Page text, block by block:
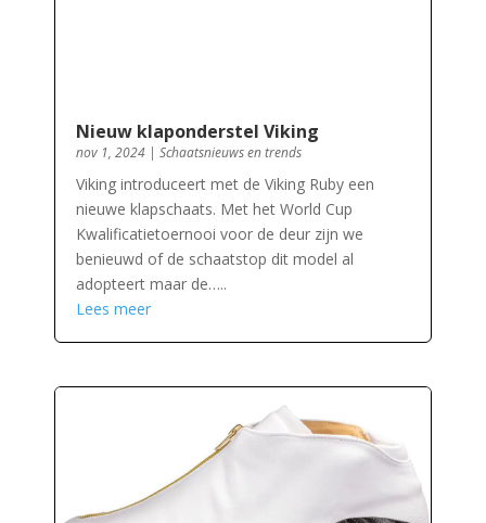
Nieuw klaponderstel Viking
nov 1, 2024| Schaatsnieuws en trends
Viking introduceert met de Viking Ruby een
nieuwe klapschaats. Met het World Cup
Kwalificatietoernooi voor de deur zijn we
benieuwd of de schaatstop dit model al
adopteert maar de…..
Lees meer